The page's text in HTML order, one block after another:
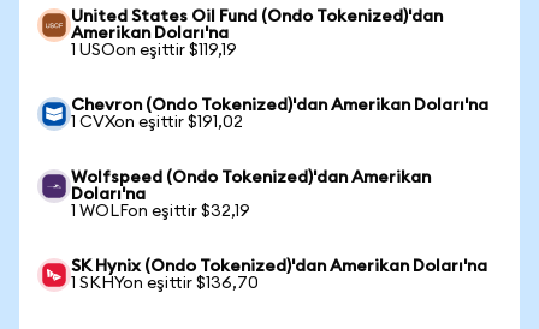
United States Oil Fund (Ondo Tokenized)'dan
Amerikan Doları'na
1 USOon eşittir $119,19
Chevron (Ondo Tokenized)'dan Amerikan Doları'na
1 CVXon eşittir $191,02
Wolfspeed (Ondo Tokenized)'dan Amerikan
Doları'na
1 WOLFon eşittir $32,19
SK Hynix (Ondo Tokenized)'dan Amerikan Doları'na
1 SKHYon eşittir $136,70